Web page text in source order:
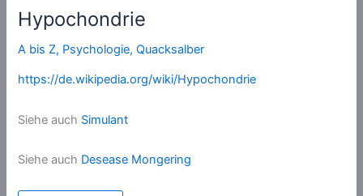
Hypochondrie
A bis Z, Psychologie,Quacksalber
https://de.wikipedia.org/wiki/Hypochondrie
Siehe auch Simulant
Siehe auch Desease Mongering